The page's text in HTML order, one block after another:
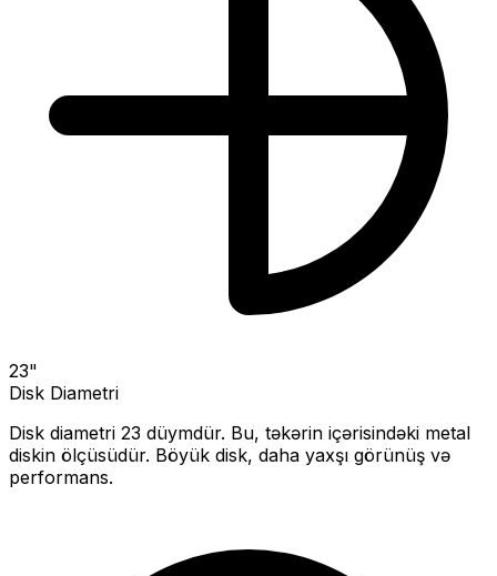
23"
Disk Diametri
Disk diametri 23 düymdür. Bu, təkərin içərisindəki metal
diskin ölçüsüdür. Böyük disk, daha yaxşı görünüş və
performans.